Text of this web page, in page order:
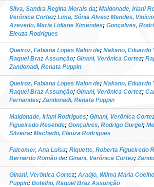
Silva, Sandra Regina Morais da; Maldonade, Iriani
Verônica Cortez; Lima, Sônia Alves; Mendes,
Azevedo, Maria Lidiane Ximendes; Gonçalves,
Eleuza Rodrigues
Queiroz, Fabiana Lopes Nalon de; Nakano, Eduardo
Raquel Braz Assunção; Ginani, Verônica Cortez;
Zandonadi, Renata Puppin
Queiroz, Fabiana Lopes Nalon de; Nakano, Eduardo
Raquel Braz Assunção; Ginani, Verônica Cortez;
Fernandes; Zandonadi, Renata Puppin
Maldonade, Iriani Rodrigues; Ginani, Verônica
Figueiredo Resende; Gonçalves, Rodrigo Gurgel;
Silveira; Machado, Eleuza Rodrigues
Falcomer, Ana Luísa; Riquette, Roberta Figueiredo
Bernardo Romão de; Ginani, Verônica Cortez;
Ginani, Verônica Cortez; Araújo, Wilma Maria Coelho
Puppin; Botelho, Raquel Braz Assunção